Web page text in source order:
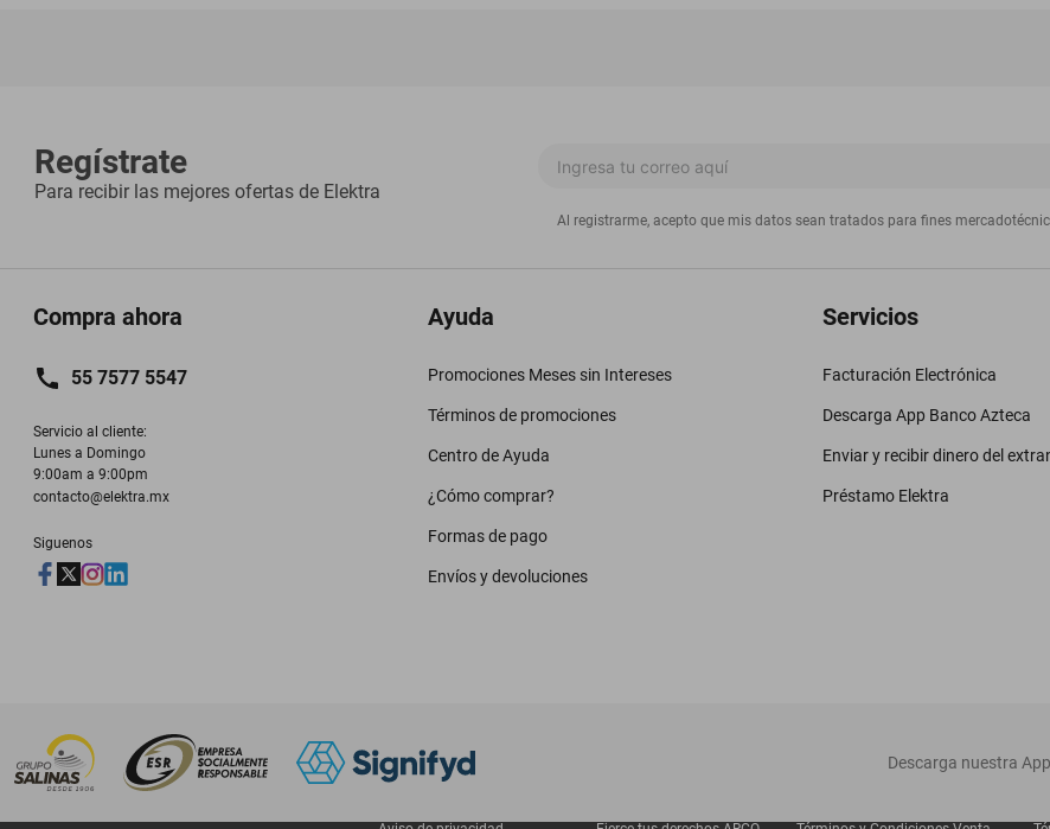
Regístrate
Para recibir las mejores ofertas de Elektra
Al registrarme, acepto que mis datos sean tratados para fines
Compra ahora
55 7577 5547
Servicio al cliente:
Lunes a Domingo
9:00am a 9:00pm
contacto@elektra.mx
Siguenos
Ayuda
Promociones Meses sin Intereses
Términos de promociones
Centro de Ayuda
¿Cómo comprar?
Formas de pago
Envíos y devoluciones
Servicios
Facturación Electrónica
Descarga App Banco Azteca
Enviar y recibir dinero del
Préstamo Elektra
Descarga nuestra